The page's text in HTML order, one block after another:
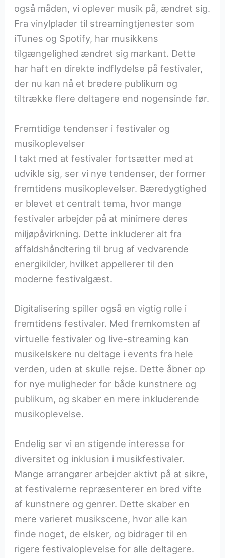
også måden, vi oplever musik på, ændret sig.
Fra vinylplader til streamingtjenester som
iTunes og Spotify, har musikkens
tilgængelighed ændret sig markant. Dette
har haft en direkte indflydelse på festivaler,
der nu kan nå et bredere publikum og
tiltrække flere deltagere end nogensinde før.
Fremtidige tendenser i festivaler og
musikoplevelser
I takt med at festivaler fortsætter med at
udvikle sig, ser vi nye tendenser, der former
fremtidens musikoplevelser. Bæredygtighed
er blevet et centralt tema, hvor mange
festivaler arbejder på at minimere deres
miljøpåvirkning. Dette inkluderer alt fra
affaldshåndtering til brug af vedvarende
energikilder, hvilket appellerer til den
moderne festivalgæst.
Digitalisering spiller også en vigtig rolle i
fremtidens festivaler. Med fremkomsten af
virtuelle festivaler og live-streaming kan
musikelskere nu deltage i events fra hele
verden, uden at skulle rejse. Dette åbner op
for nye muligheder for både kunstnere og
publikum, og skaber en mere inkluderende
musikoplevelse.
Endelig ser vi en stigende interesse for
diversitet og inklusion i musikfestivaler.
Mange arrangører arbejder aktivt på at sikre,
at festivalerne repræsenterer en bred vifte
af kunstnere og genrer. Dette skaber en
mere varieret musikscene, hvor alle kan
finde noget, de elsker, og bidrager til en
rigere festivaloplevelse for alle deltagere.